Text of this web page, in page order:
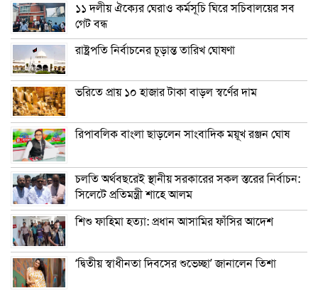
১১ দলীয় ঐক্যের ঘেরাও কর্মসূচি ঘিরে সচিবালয়ের সব
গেট বন্ধ
রাষ্ট্রপতি নির্বাচনের চূড়ান্ত তারিখ ঘোষণা
ভরিতে প্রায় ১০ হাজার টাকা বাড়ল স্বর্ণের দাম
রিপাবলিক বাংলা ছাড়লেন সাংবাদিক ময়ূখ রঞ্জন ঘোষ
চলতি অর্থবছরেই স্থানীয় সরকারের সকল স্তরের নির্বাচন:
সিলেটে প্রতিমন্ত্রী শাহে আলম
শিশু ফাহিমা হত্যা: প্রধান আসামির ফাঁসির আদেশ
‘দ্বিতীয় স্বাধীনতা দিবসের শুভেচ্ছা’ জানালেন তিশা